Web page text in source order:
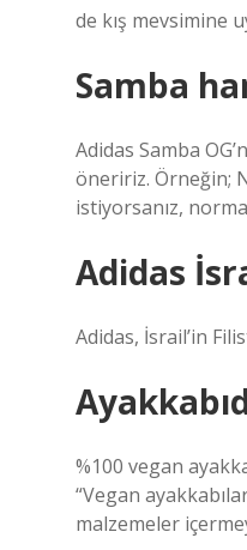
de kış mevsimine
Samba
Adidas Samba
öneririz. Örneğin;
istiyorsanız,
Adidas
Adidas, İsrail’in
%100 vegan
“Vegan
malzemeler